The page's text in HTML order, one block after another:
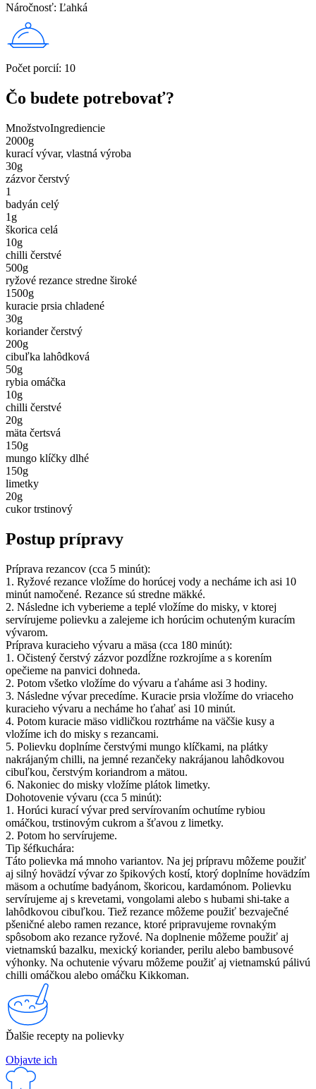
Náročnosť: Ľahká
Počet porcií: 10
Čo budete potrebovať?
MnožstvoIngrediencie
2000g
kurací vývar, vlastná výroba
30g
zázvor čerstvý
1
badyán celý
1 g
škorica celá
10g
chilli čerstvé
500g
ryžové rezance stredne široké
1500g
kuracie prsia chladené
30g
koriander čerstvý
200g
cibuľka lahôdková
50g
rybia omáčka
10g
chilli čerstvé
20g
mäta čertsvá
150g
mungo klíčky dlhé
150g
limetky
20g
cukor trstinový
Postup prípravy
Príprava rezancov (cca 5 minút):
1. Ryžové rezance vložíme do horúcej vody a necháme ich asi 10
minút namočené. Rezance sú stredne mäkké.
2. Následne ich vyberieme a teplé vložíme do misky, v ktorej
servírujeme polievku a zalejeme ich horúcim ochuteným kuracím
vývarom.
Príprava kuracieho vývaru a mäsa (cca 180 minút):
1. Očistený čerstvý zázvor pozdĺžne rozkrojíme a s korením
opečieme na panvici dohneda.
2. Potom všetko vložíme do vývaru a ťaháme asi 3 hodiny.
3. Následne vývar precedíme. Kuracie prsia vložíme do vriaceho
kuracieho vývaru a necháme ho ťahať asi 10 minút.
4. Potom kuracie mäso vidličkou roztrháme na väčšie kusy a
vložíme ich do misky s rezancami.
5. Polievku doplníme čerstvými mungo klíčkami, na plátky
nakrájaným chilli, na jemné rezančeky nakrájanou lahôdkovou
cibuľkou, čerstvým koriandrom a mätou.
6. Nakoniec do misky vložíme plátok limetky.
Dohotovenie vývaru (cca 5 minút):
1. Horúci kurací vývar pred servírovaním ochutíme rybiou
omáčkou, trstinovým cukrom a šťavou z limetky.
2. Potom ho servírujeme.
Tip šéfkuchára:
Táto polievka má mnoho variantov. Na jej prípravu môžeme použiť
aj silný hovädzí vývar zo špikových kostí, ktorý doplníme hovädzím
mäsom a ochutíme badyánom, škoricou, kardamónom. Polievku
servírujeme aj s krevetami, vongolami alebo s hubami shi-take a
lahôdkovou cibuľkou. Tiež rezance môžeme použiť bezvaječné
pšeničné alebo ramen rezance, ktoré pripravujeme rovnakým
spôsobom ako rezance ryžové. Na doplnenie môžeme použiť aj
vietnamskú bazalku, mexický koriander, perilu alebo bambusové
výhonky. Na ochutenie vývaru môžeme použiť aj vietnamskú pálivú
chilli omáčkou alebo omáčku Kikkoman.
Ďalšie recepty na polievky
Objavte ich